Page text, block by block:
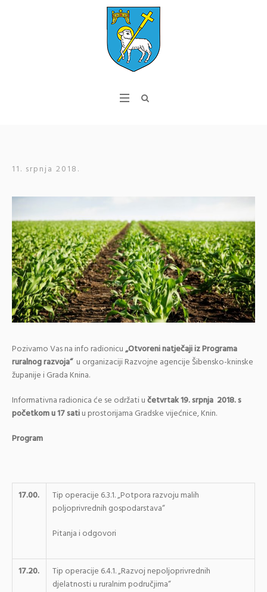
11. srpnja 2018.
Pozivamo Vas na info radionicu„Otvoreni natječaji iz Programa
ruralnog razvoja“u organizaciji Razvojne agencije Šibensko-kninske
županije i Grada Knina.
Informativna radionica će se održati učetvrtak 19. srpnja 2018. s
početkom u 17 satiu prostorijama Gradske vijećnice, Knin.
Program
17.00.
Tip operacije 6.3.1. „Potpora razvoju malih
poljoprivrednih gospodarstava“
Pitanja i odgovori
17.20.
Tip operacije 6.4.1. „Razvoj nepoljoprivrednih
djelatnosti u ruralnim područjima“